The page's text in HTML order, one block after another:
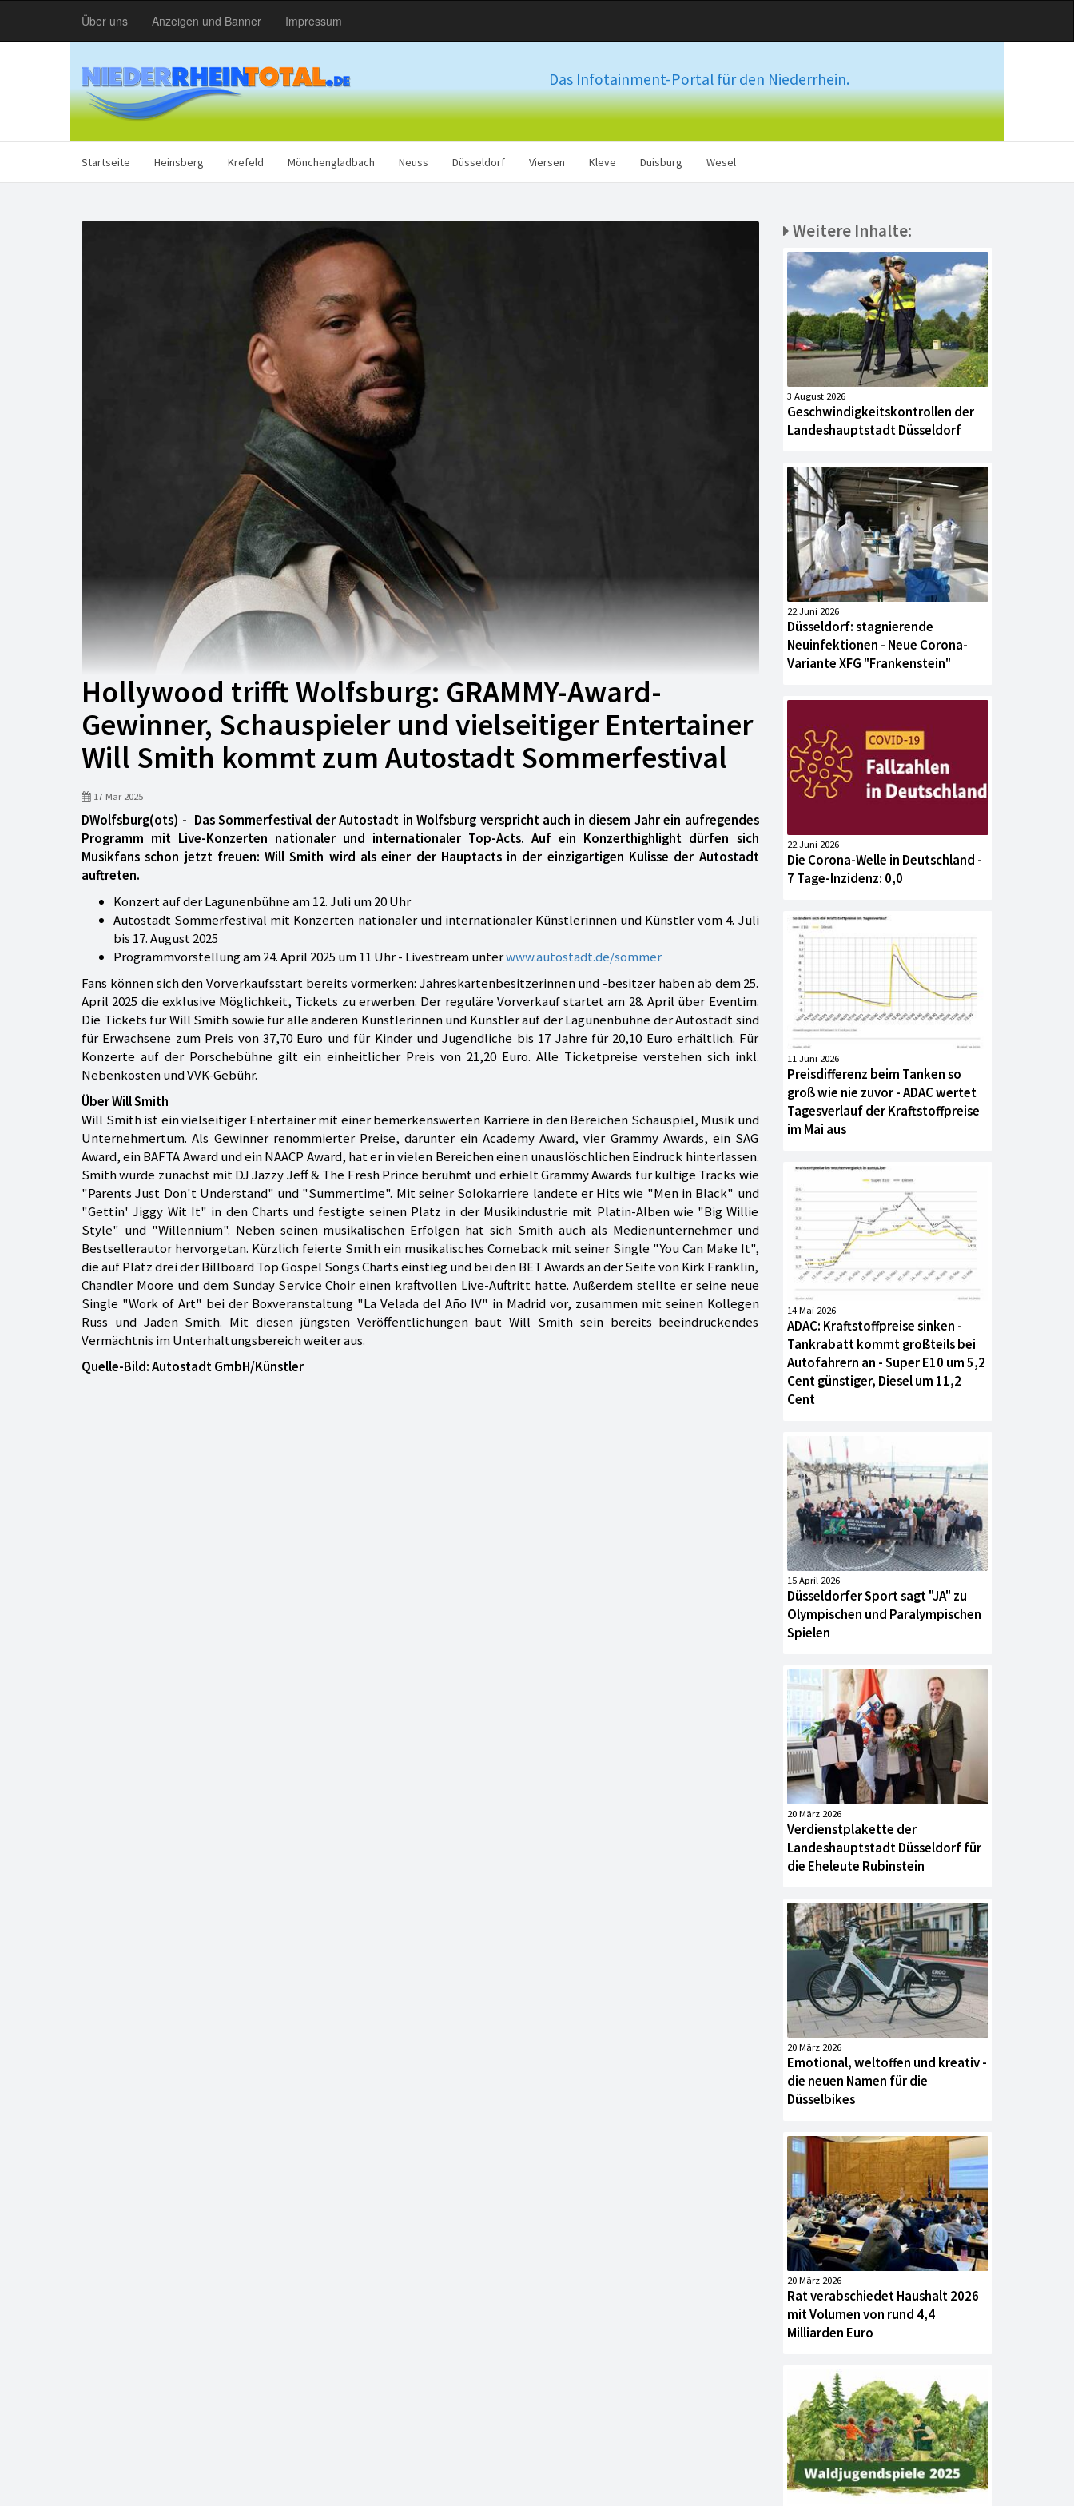
Über uns Anzeigen und Banner Impressum
Das Infotainment-Portal für den Niederrhein.
Startseite Heinsberg Krefeld Mönchengladbach Neuss Düsseldorf Viersen Kleve Duisburg Wesel
Hollywood trifft Wolfsburg: GRAMMY-Award-
Gewinner, Schauspieler und vielseitiger Entertainer
Will Smith kommt zum Autostadt Sommerfestival
17 Mär 2025
DWolfsburg(ots) - Das Sommerfestival der Autostadt in Wolfsburg verspricht auch in diesem Jahr ein aufregendes
Programm mit Live-Konzerten nationaler und internationaler Top-Acts. Auf ein Konzerthighlight dürfen sich
Musikfans schon jetzt freuen: Will Smith wird als einer der Hauptacts in der einzigartigen Kulisse der Autostadt
auftreten.
Konzert auf der Lagunenbühne am 12. Juli um 20 Uhr
Autostadt Sommerfestival mit Konzerten nationaler und internationaler Künstlerinnen und Künstler vom 4. Juli
bis 17. August 2025
Programmvorstellung am 24. April 2025 um 11 Uhr - Livestream unterwww.autostadt.de/sommer
Fans können sich den Vorverkaufsstart bereits vormerken: Jahreskartenbesitzerinnen und -besitzer haben ab dem 25.
April 2025 die exklusive Möglichkeit, Tickets zu erwerben. Der reguläre Vorverkauf startet am 28. April über Eventim.
Die Tickets für Will Smith sowie für alle anderen Künstlerinnen und Künstler auf der Lagunenbühne der Autostadt sind
für Erwachsene zum Preis von 37,70 Euro und für Kinder und Jugendliche bis 17 Jahre für 20,10 Euro erhältlich. Für
Konzerte auf der Porschebühne gilt ein einheitlicher Preis von 21,20 Euro. Alle Ticketpreise verstehen sich inkl.
Nebenkosten und VVK-Gebühr.
Über Will Smith
Will Smith ist ein vielseitiger Entertainer mit einer bemerkenswerten Karriere in den Bereichen Schauspiel, Musik und
Unternehmertum. Als Gewinner renommierter Preise, darunter ein Academy Award, vier Grammy Awards, ein SAG
Award, ein BAFTA Award und ein NAACP Award, hat er in vielen Bereichen einen unauslöschlichen Eindruck hinterlassen.
Smith wurde zunächst mit DJ Jazzy Jeff & The Fresh Prince berühmt und erhielt Grammy Awards für kultige Tracks wie
"Parents Just Don't Understand" und "Summertime". Mit seiner Solokarriere landete er Hits wie "Men in Black" und
"Gettin' Jiggy Wit It" in den Charts und festigte seinen Platz in der Musikindustrie mit Platin-Alben wie "Big Willie
Style" und "Willennium". Neben seinen musikalischen Erfolgen hat sich Smith auch als Medienunternehmer und
Bestsellerautor hervorgetan. Kürzlich feierte Smith ein musikalisches Comeback mit seiner Single "You Can Make It",
die auf Platz drei der Billboard Top Gospel Songs Charts einstieg und bei den BET Awards an der Seite von Kirk Franklin,
Chandler Moore und dem Sunday Service Choir einen kraftvollen Live-Auftritt hatte. Außerdem stellte er seine neue
Single "Work of Art" bei der Boxveranstaltung "La Velada del Año IV" in Madrid vor, zusammen mit seinen Kollegen
Russ und Jaden Smith. Mit diesen jüngsten Veröffentlichungen baut Will Smith sein bereits beeindruckendes
Vermächtnis im Unterhaltungsbereich weiter aus.
Quelle-Bild: Autostadt GmbH/Künstler
Weitere Inhalte:
3 August 2026
Geschwindigkeitskontrollen der
Landeshauptstadt Düsseldorf
22 Juni 2026
Düsseldorf: stagnierende
Neuinfektionen - Neue Corona-
Variante XFG "Frankenstein"
22 Juni 2026
Die Corona-Welle in Deutschland -
7 Tage-Inzidenz: 0,0
11 Juni 2026
Preisdifferenz beim Tanken so
groß wie nie zuvor - ADAC wertet
Tagesverlauf der Kraftstoffpreise
im Mai aus
14 Mai 2026
ADAC: Kraftstoffpreise sinken -
Tankrabatt kommt großteils bei
Autofahrern an - Super E10 um 5,2
Cent günstiger, Diesel um 11,2
Cent
15 April 2026
Düsseldorfer Sport sagt "JA" zu
Olympischen und Paralympischen
Spielen
20 März 2026
Verdienstplakette der
Landeshauptstadt Düsseldorf für
die Eheleute Rubinstein
20 März 2026
Emotional, weltoffen und kreativ -
die neuen Namen für die
Düsselbikes
20 März 2026
Rat verabschiedet Haushalt 2026
mit Volumen von rund 4,4
Milliarden Euro